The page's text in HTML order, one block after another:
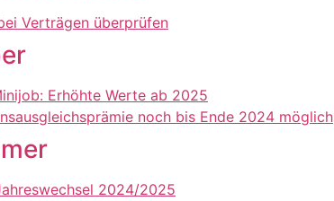
Verträgen überprüfen
Erhöhte Werte ab 2025
noch bis Ende 2024 möglich
2024/2025